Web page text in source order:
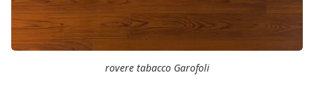
rovere tabacco Garofoli